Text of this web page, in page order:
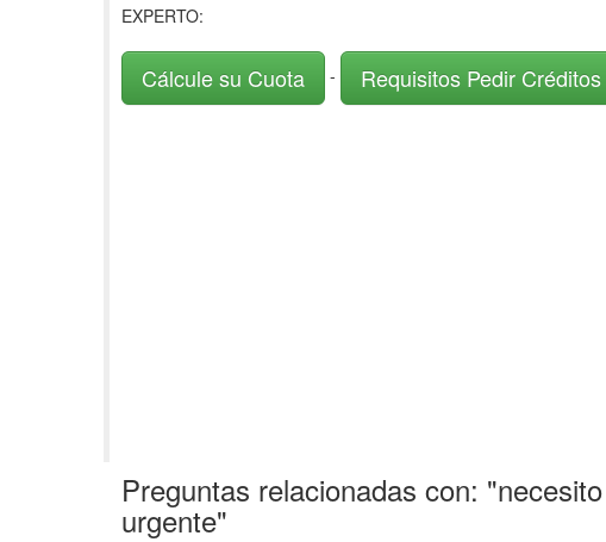
EXPERTO:
Cálcule su Cuota - Requisitos Pedir Créditos
Preguntas relacionadas con:
urgente"